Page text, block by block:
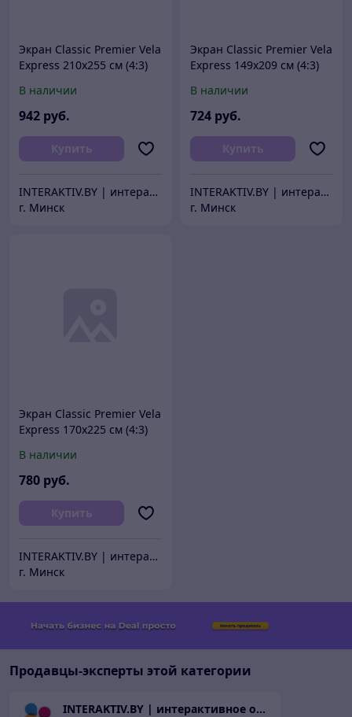
Экран Classic Premier Vela
Express 210х255 см (4:3)
В наличии
942 руб.
Купить
INTERAKTIV.BY | интерактивное оборудование
г. Минск
Экран Classic Premier Vela
Express 149х209 см (4:3)
В наличии
724 руб.
Купить
INTERAKTIV.BY | интерактивное оборудование
г. Минск
Экран Classic Premier Vela
Express 170х225 см (4:3)
В наличии
780 руб.
Купить
INTERAKTIV.BY | интерактивное оборудование
г. Минск
Продавцы-эксперты этой категории
INTERAKTIV.BY | интерактивное оборудование